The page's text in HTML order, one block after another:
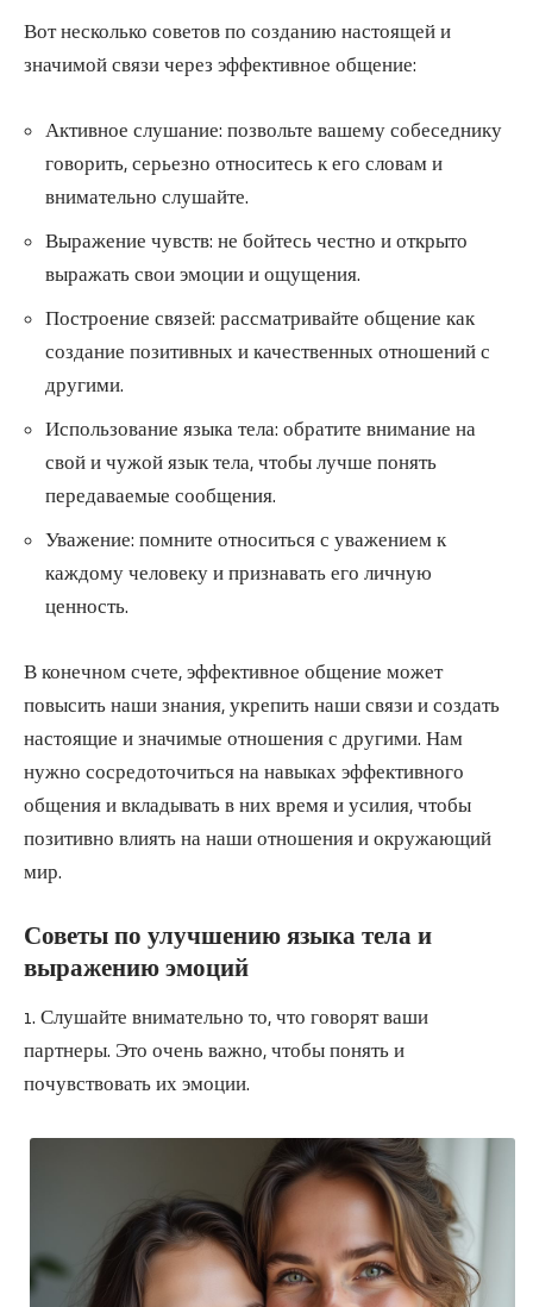
Вот несколько советов по созданию настоящей и
значимой связи через эффективное общение:
Активное слушание: позвольте вашему собеседнику
говорить, серьезно относитесь к его словам и
внимательно слушайте.
Выражение чувств: не бойтесь честно и открыто
выражать свои эмоции и ощущения.
Построение связей: рассматривайте общение как
создание позитивных и качественных отношений с
другими.
Использование языка тела: обратите внимание на
свой и чужой язык тела, чтобы лучше понять
передаваемые сообщения.
Уважение: помните относиться с уважением к
каждому человеку и признавать его личную
ценность.
В конечном счете, эффективное общение может
повысить наши знания, укрепить наши связи и создать
настоящие и значимые отношения с другими. Нам
нужно сосредоточиться на навыках эффективного
общения и вкладывать в них время и усилия, чтобы
позитивно влиять на наши отношения и окружающий
мир.
Советы по улучшению языка тела и
выражению эмоций
1. Слушайте внимательно то, что говорят ваши
партнеры. Это очень важно, чтобы понять и
почувствовать их эмоции.